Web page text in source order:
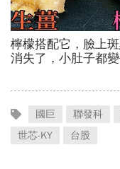
國巨 聯發科
世芯-KY
台股